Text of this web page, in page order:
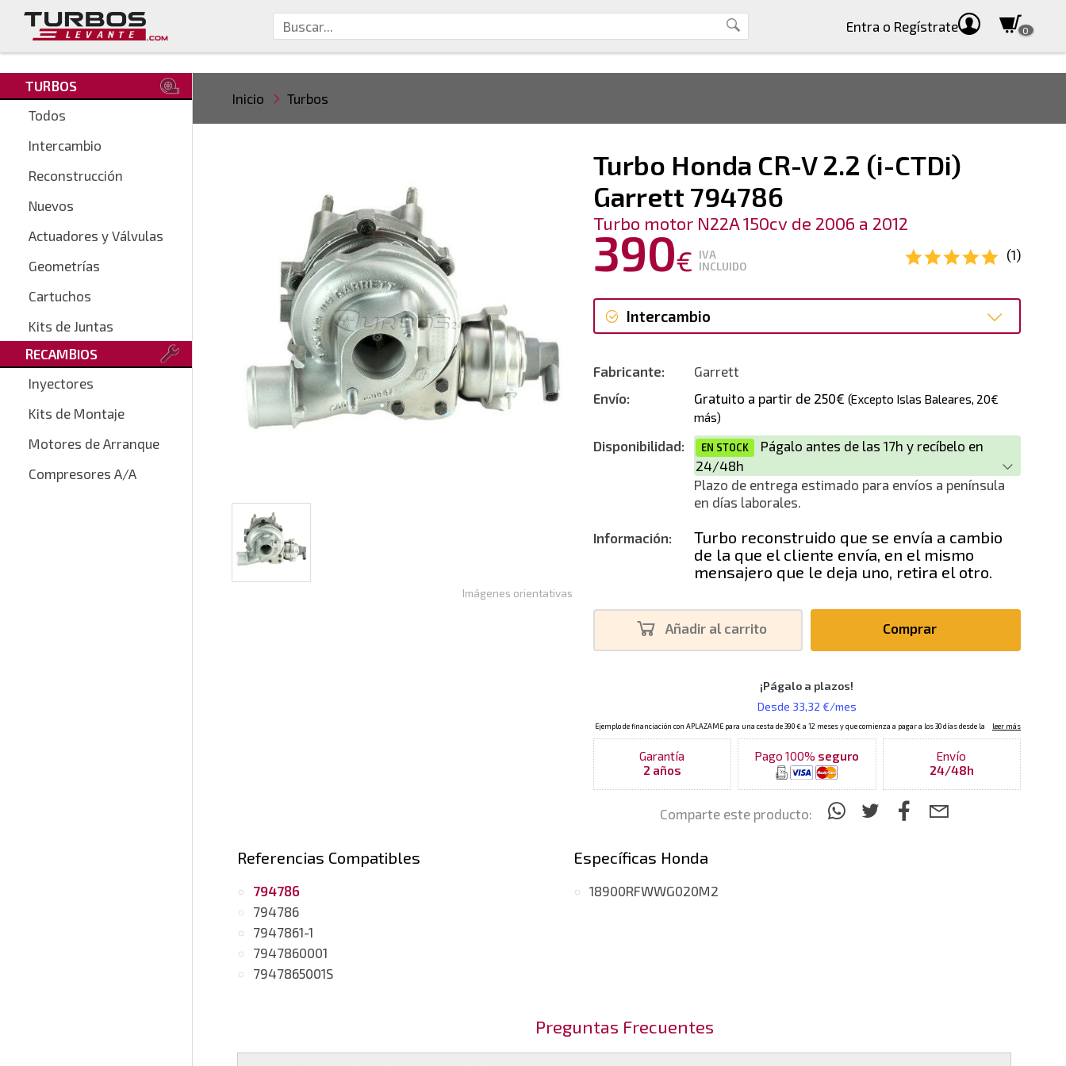
Entra o Regístrate 0
TURBOS
Todos
Intercambio
Reconstrucción
Nuevos
Actuadores y Válvulas
Geometrías
Cartuchos
Kits de Juntas
RECAMBIOS
Inyectores
Kits de Montaje
Motores de Arranque
Compresores A/A
Inicio Turbos
Turbo Honda CR-V 2.2 (i-CTDi)
Garrett 794786
Turbo motor N22A 150cv de 2006 a 2012
390€ IVA
INCLUIDO
(1)
Intercambio
Reconstrucción
Fabricante:
Garrett
Envío:
Gratuito a partir de 250€ (Excepto Islas Baleares, 20€
más)
Disponibilidad: EN STOCK
Págalo antes de las 17h y recíbelo en
24/48h
Plazo de entrega estimado para envíos a península
en días laborales.
Información:
Turbo reconstruido que se envía a cambio
de la que el cliente envía, en el mismo
mensajero que le deja uno, retira el otro.
Añadir al carrito Comprar
Garantía
2 años
Pago 100% seguro
Envío
24/48h
Comparte este producto:
Imágenes orientativas
Referencias Compatibles
794786
794786
7947861-1
7947860001
7947865001S
Específicas Honda
18900RFWWG020M2
Preguntas Frecuentes